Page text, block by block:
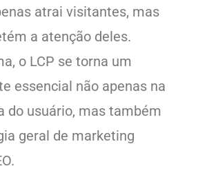
atrai visitantes, mas
a atenção deles.
o LCP se torna um
essencial não apenas na
do usuário, mas também
geral de marketing